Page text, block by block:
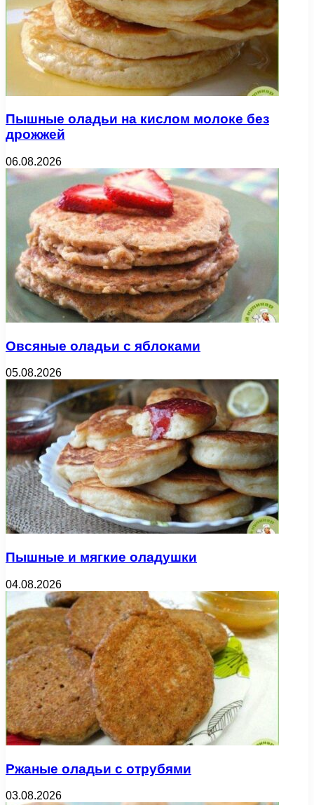
Пышные оладьи на кислом молоке без
дрожжей
06.08.2026
Овсяные оладьи с яблоками
05.08.2026
Пышные и мягкие оладушки
04.08.2026
Ржаные оладьи с отрубями
03.08.2026